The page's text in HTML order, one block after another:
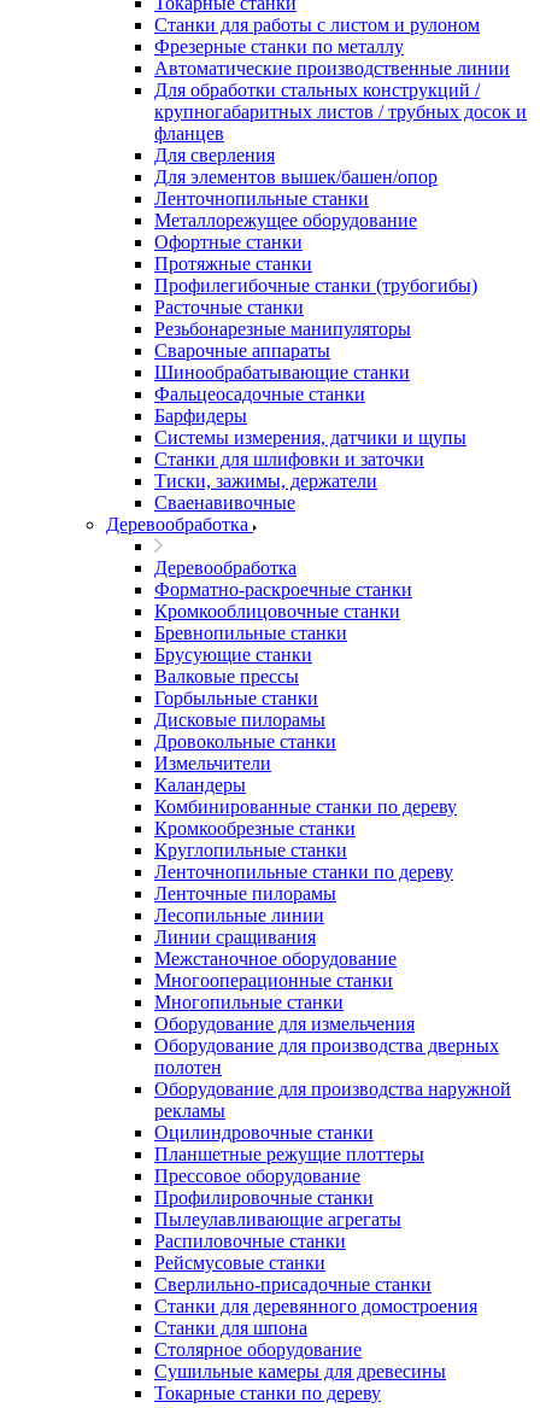
Станки для работы с листом и рулоном
Фрезерные станки по металлу
Автоматические производственные линии
Для обработки стальных конструкций /
крупногабаритных листов / трубных досок и
фланцев
Для сверления
Для элементов вышек/башен/опор
Ленточнопильные станки
Металлорежущее оборудование
Офортные станки
Протяжные станки
Профилегибочные станки (трубогибы)
Расточные станки
Резьбонарезные манипуляторы
Сварочные аппараты
Шинообрабатывающие станки
Фальцеосадочные станки
Барфидеры
Системы измерения, датчики и щупы
Станки для шлифовки и заточки
Тиски, зажимы, держатели
Cваенавивочные
Деревообработка
Деревообработка
Форматно-раскроечные станки
Кромкооблицовочные станки
Бревнопильные станки
Брусующие станки
Валковые прессы
Горбыльные станки
Дисковые пилорамы
Дровокольные станки
Измельчители
Каландеры
Комбинированные станки по дереву
Кромкообрезные станки
Круглопильные станки
Ленточнопильные станки по дереву
Ленточные пилорамы
Лесопильные линии
Линии сращивания
Межстаночное оборудование
Многооперационные станки
Многопильные станки
Оборудование для измельчения
Оборудование для производства дверных
полотен
Оборудование для производства наружной
рекламы
Оцилиндровочные станки
Планшетные режущие плоттеры
Прессовое оборудование
Профилировочные станки
Пылеулавливающие агрегаты
Распиловочные станки
Рейсмусовые станки
Сверлильно-присадочные станки
Станки для деревянного домостроения
Станки для шпона
Столярное оборудование
Сушильные камеры для древесины
Токарные станки по дереву